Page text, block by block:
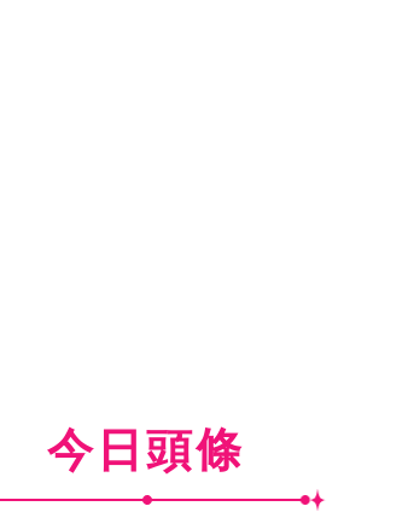
今日頭條